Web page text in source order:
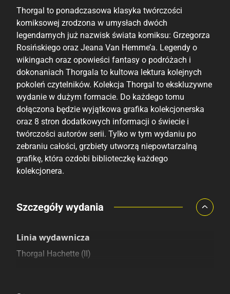
Thorgal to ponadczasowa klasyka twórczości
komiksowej zrodzona w umysłach dwóch
legendarnych już nazwisk świata komiksu: Grzegorza
Rosińskiego oraz Jeana Van Hemme’a. Legendy o
wikingach oraz opowieści fantasy o podróżach i
dokonaniach Thorgala to kultowa lektura kolejnych
pokoleń czytelników. Kolekcja Thorgal to ekskluzywne
wydanie w dużym formacie. Do każdego tomu
dołączona będzie wyjątkowa grafika kolekcjonerska
oraz 8 stron dodatkowych informacji o świecie i
twórczości autorów serii. Tylko w tym wydaniu po
zebraniu całości, grzbiety utworzą niepowtarzalną
grafikę, która ozdobi biblioteczkę każdego
kolekcjonera.
Porównaj ceny
Szczegóły wydania
Linia wydawnicza
Thorgal Hachette (II)